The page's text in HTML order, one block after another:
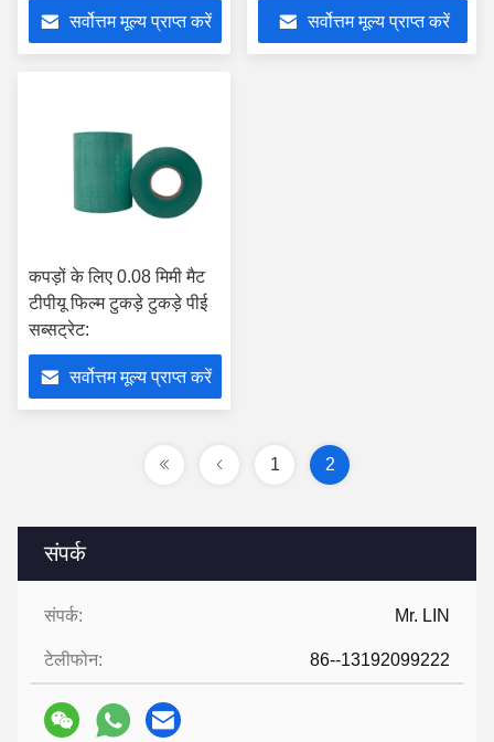
संपर्क
संपर्क: Mr. LIN
टेलीफोन: 86--13192099222
सर्वोत्तम मूल्य प्राप्त करें सर्वोत्तम मूल्य प्राप्त करें
कपड़ों के लिए 0.08 मिमी मैट
टीपीयू फिल्म टुकड़े टुकड़े पीई
सब्सट्रेट:
सर्वोत्तम मूल्य प्राप्त करें
1 2